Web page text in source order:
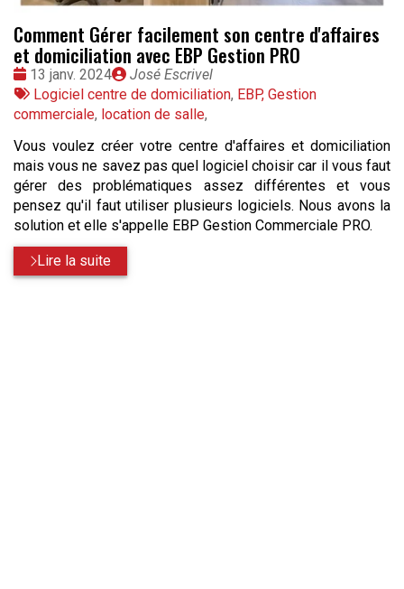
Comment Gérer facilement son centre d'affaires
et domiciliation avec EBP Gestion PRO
Date
:
13 janv. 2024
Publié
par
José Escrivel
Tags
:
Logiciel centre de domiciliation, EBP, Gestion
commerciale, location de salle,
Vous voulez créer votre centre d'affaires et domiciliation
mais vous ne savez pas quel logiciel choisir car il vous faut
gérer des problématiques assez différentes et vous
pensez qu'il faut utiliser plusieurs logiciels. Nous avons la
solution et elle s'appelle EBP Gestion Commerciale PRO.
Lire la suite